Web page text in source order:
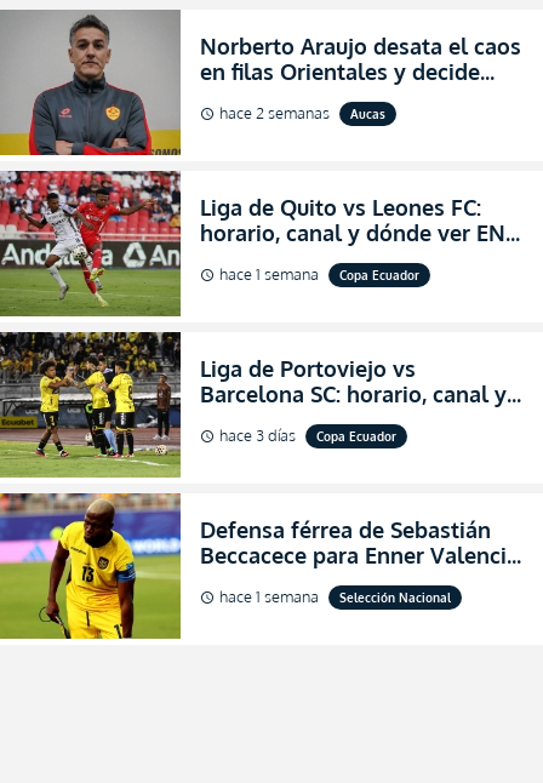
Norberto Araujo desata el caos
en filas Orientales y decide
abandonar la dirección técnica
de Aucas
schedule hace 2 semanas Aucas
Liga de Quito vs Leones FC:
horario, canal y dónde ver EN
VIVO los octavos de final de la
Copa Ecuador 2026
schedule hace 1 semana Copa Ecuador
Liga de Portoviejo vs
Barcelona SC: horario, canal y
dónde ver EN VIVO los octavos
de final de la Copa Ecuador
schedule hace 3 días Copa Ecuador
Defensa férrea de Sebastián
Beccacece para Enner Valencia
al indicar que era el hombre
indicado para Ecuador
schedule hace 1 semana Selección Nacional